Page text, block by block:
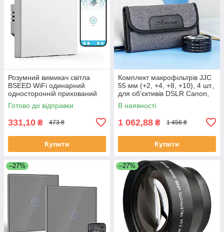
Розумний вимикач світла
BSEED WiFi одинарний
односторонній прихований
монтаж білий Alexa Google
Home Smart Life
Готово до відправки
331,10 ₴ 473 ₴
Купити
Комплект макрофільтрів JJC
55 мм (+2, +4, +8, +10), 4 шт.,
для об’єктивів DSLR Canon,
Nikon, Sony, Pentax, Olympus,
Fujifilm
В наявності
1 062,88 ₴ 1 456 ₴
Купити
–27% –27%